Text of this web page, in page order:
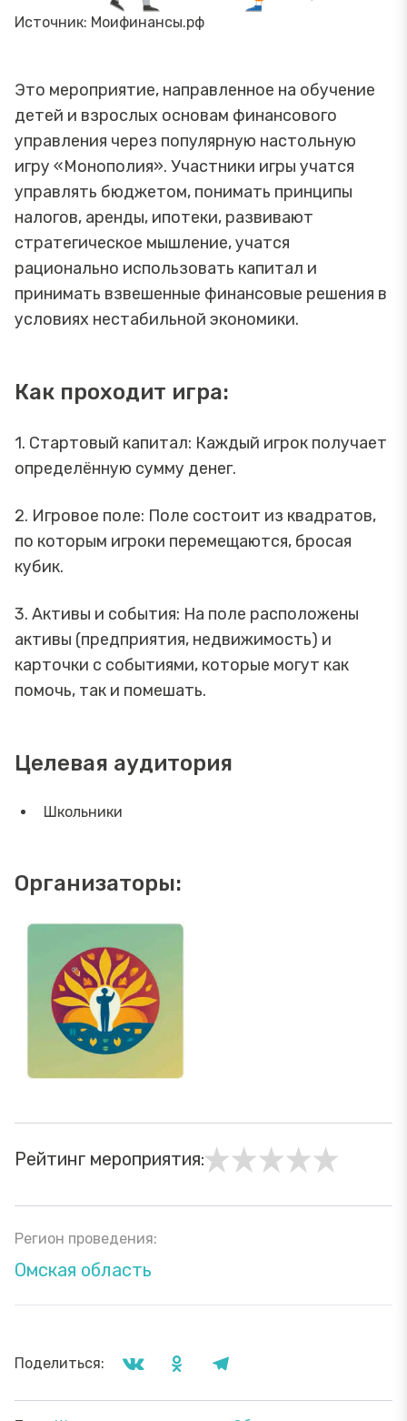
Источник: Моифинансы.рф
Это мероприятие, направленное на обучение
детей и взрослых основам финансового
управления через популярную настольную
игру «Монополия». Участники игры учатся
управлять бюджетом, понимать принципы
налогов, аренды, ипотеки, развивают
стратегическое мышление, учатся
рационально использовать капитал и
принимать взвешенные финансовые решения в
условиях нестабильной экономики.
Как проходит игра:
1. Стартовый капитал: Каждый игрок получает
определённую сумму денег.
2. Игровое поле: Поле состоит из квадратов,
по которым игроки перемещаются, бросая
кубик.
3. Активы и события: На поле расположены
активы (предприятия, недвижимость) и
карточки с событиями, которые могут как
помочь, так и помешать.
Целевая аудитория
Школьники
Организаторы:
Рейтинг мероприятия:
Регион проведения:
Омская область
Поделиться: